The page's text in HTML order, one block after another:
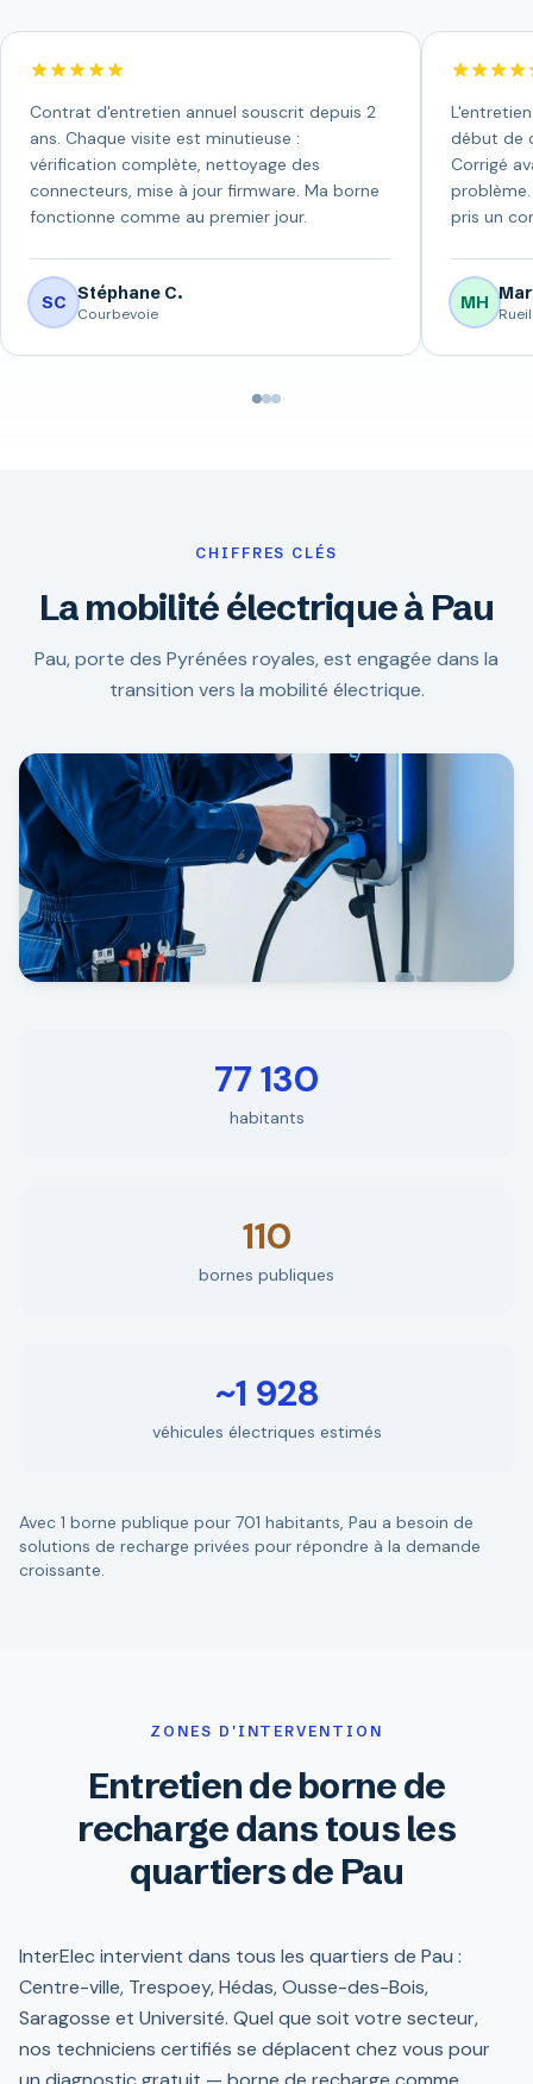
Contrat d'entretien annuel souscrit depuis 2
ans. Chaque visite est minutieuse :
vérification complète, nettoyage des
connecteurs, mise à jour firmware. Ma borne
fonctionne comme au premier jour.
SC Stéphane C.
Courbevoie
début de
Corrigé
pris un
MH
CHIFFRES CLÉS
La mobilité électrique à Pau
Pau, porte des Pyrénées royales, est engagée dans la
transition vers la mobilité électrique.
77 130
habitants
110
bornes publiques
~1 928
véhicules électriques estimés
Avec 1 borne publique pour 701 habitants, Pau a besoin de
solutions de recharge privées pour répondre à la demande
croissante.
ZONES D'INTERVENTION
Entretien de borne de
recharge dans tous les
quartiers de Pau
InterElec intervient dans tous les quartiers de Pau :
Centre-ville, Trespoey, Hédas, Ousse-des-Bois,
Saragosse et Université. Quel que soit votre secteur,
nos techniciens certifiés se déplacent chez vous pour